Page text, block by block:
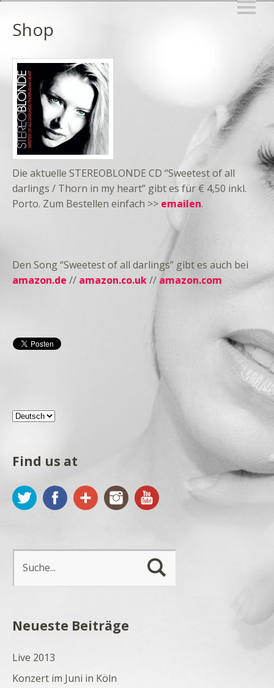
Shop
Die aktuelle STEREOBLONDE CD “Sweetest of all
darlings / Thorn in my heart” gibt es für € 4,50 inkl.
Porto. Zum Bestellen einfach >> emailen.
Den Song “Sweetest of all darlings” gibt es auch bei
amazon.de // amazon.co.uk// amazon.com
Pin It
Find us at
Twitter FacebookGoogle+InstagramYouTube
Neueste Beiträge
Live 2013
Konzert im Juni in Köln